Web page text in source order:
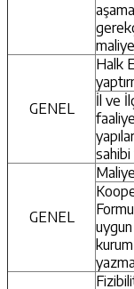
GENEL
Halk
İl ve
GENEL